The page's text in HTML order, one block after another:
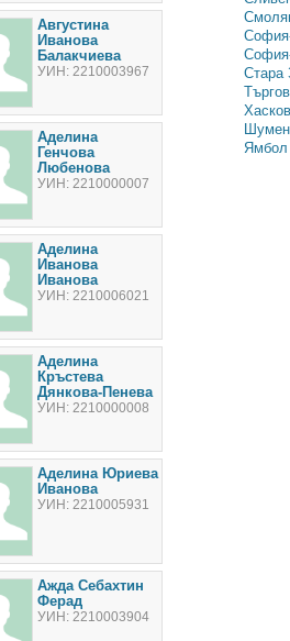
Августина
Иванова
Балакчиева
УИН: 2210003967
Аделина
Генчова
Любенова
УИН: 2210000007
Аделина
Иванова
Иванова
УИН: 2210006021
Аделина
Кръстева
Дянкова-Пенева
УИН: 2210000008
Аделина Юриева
Иванова
УИН: 2210005931
Ажда Себахтин
Ферад
УИН: 2210003904
Стара
Шумен
Ямбол